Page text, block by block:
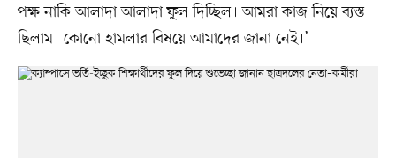
পক্ষ নাকি আলাদা আলাদা ফুল দিচ্ছিল। আমরা কাজ নিয়ে ব্যস্ত
ছিলাম। কোনো হামলার বিষয়ে আমাদের জানা নেই।’